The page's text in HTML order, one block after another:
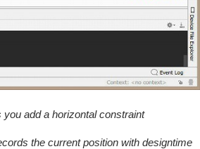
add a horizontal constraint
the current position with designtime